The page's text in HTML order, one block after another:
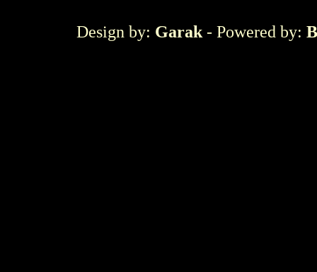
Design by: Garak - Powered by: